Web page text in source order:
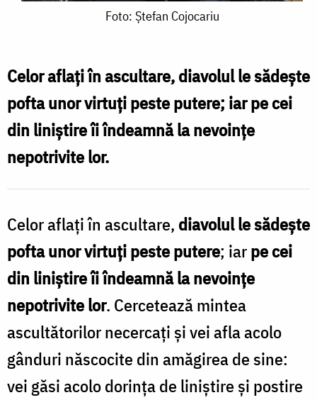
Foto: Ştefan Cojocariu
Celor aflați în ascultare, diavolul le sădește
pofta unor virtuți peste putere; iar pe cei
din liniștire îi îndeamnă la nevoințe
nepotrivite lor.
Celor aflați în ascultare, diavolul le sădește
pofta unor virtuți peste putere; iarpe cei
din liniștire îi îndeamnă la nevoințe
nepotrivite lor. Cercetează mintea
ascultătorilor necercați și vei afla acolo
gânduri născocite din amăgirea de sine:
vei găsi acolo dorința de liniștire și postire